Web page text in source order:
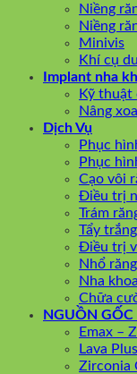
Niềng
Niềng
Minivis
Khí cụ
Implant nha
Kỹ thuật
Nâng
Dịch Vụ
Phục
Phục
Cạo vôi
Điều trị
Trám
Tẩy
Điều trị
Nhổ
Nha
Chữa
NGUỒN
Emax –
Lava
Zirconia